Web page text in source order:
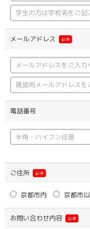
メールアドレス 必須
電話番号
ご住所 必須
京都市内 京都市
お問い合わせ内容 必須